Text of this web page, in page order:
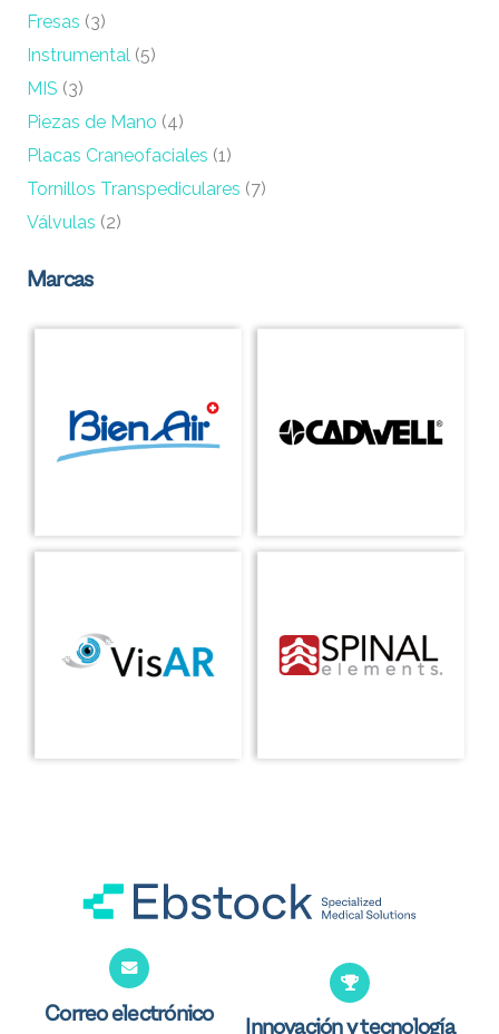
Fresas (3)
Instrumental (5)
MIS (3)
Piezas de Mano (4)
Placas Craneofaciales (1)
Tornillos Transpediculares (7)
Válvulas (2)
Marcas
Correo electrónico
Innovación y tecnología